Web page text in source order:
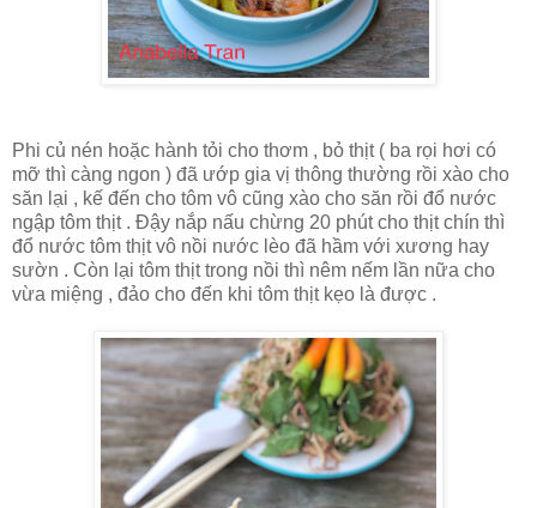
Phi củ nén hoặc hành tỏi cho thơm , bỏ thịt ( ba rọi hơi có
mỡ thì càng ngon ) đã ướp gia vị thông thường rồi xào cho
săn lại , kế đến cho tôm vô cũng xào cho săn rồi đổ nước
ngập tôm thịt . Đậy nắp nấu chừng 20 phút cho thịt chín thì
đổ nước tôm thịt vô nồi nước lèo đã hầm với xương hay
sườn . Còn lại tôm thịt trong nồi thì nêm nếm lần nữa cho
vừa miệng , đảo cho đến khi tôm thịt kẹo là được .